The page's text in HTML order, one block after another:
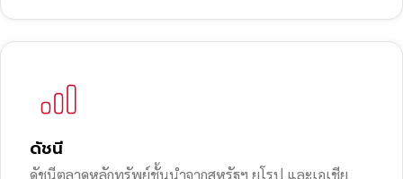
ดัชนี
ดัชนีตลาดหลักทรัพย์ชั้นนำจากสหรัฐฯ ยุโรป และเอเชีย